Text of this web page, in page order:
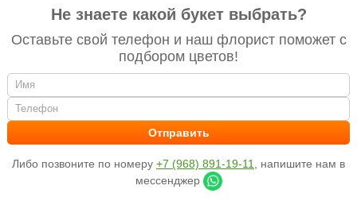
Не знаете какой букет выбрать?
Оставьте свой телефон и наш флорист поможет с
подбором цветов!
Либо позвоните по номеру +7 (968) 891-19-11
, напишите нам в
мессенджер